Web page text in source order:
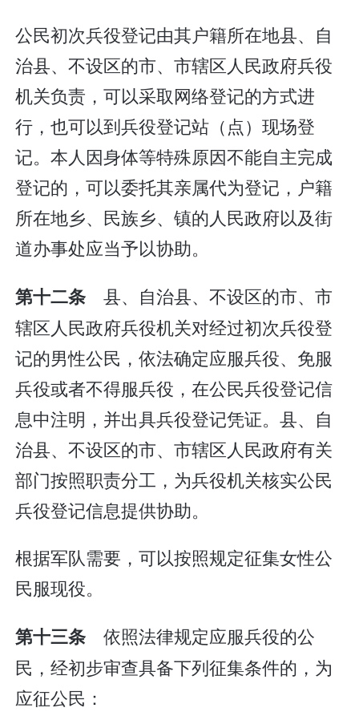
公民初次兵役登记由其户籍所在地县、自
治县、不设区的市、市辖区人民政府兵役
机关负责，可以采取网络登记的方式进
行，也可以到兵役登记站（点）现场登
记。本人因身体等特殊原因不能自主完成
登记的，可以委托其亲属代为登记，户籍
所在地乡、民族乡、镇的人民政府以及街
道办事处应当予以协助。
第十二条 县、自治县、不设区的市、市
辖区人民政府兵役机关对经过初次兵役登
记的男性公民，依法确定应服兵役、免服
兵役或者不得服兵役，在公民兵役登记信
息中注明，并出具兵役登记凭证。县、自
治县、不设区的市、市辖区人民政府有关
部门按照职责分工，为兵役机关核实公民
兵役登记信息提供协助。
根据军队需要，可以按照规定征集女性公
民服现役。
第十三条 依照法律规定应服兵役的公
民，经初步审查具备下列征集条件的，为
应征公民：